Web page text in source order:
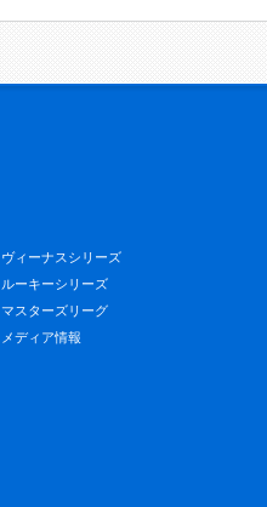
ヴィーナスシリーズ
ルーキーシリーズ
マスターズリーグ
メディア情報